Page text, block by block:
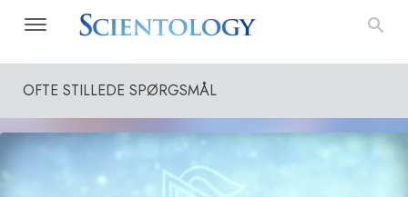
OFTE STILLEDE SPØRGSMÅL